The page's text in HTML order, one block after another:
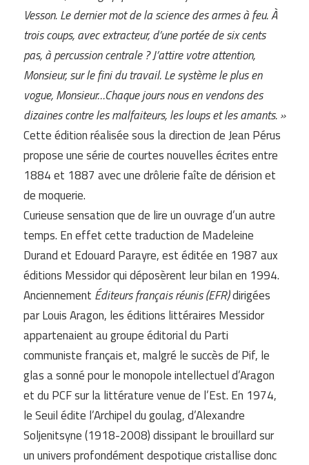
Vesson. Le dernier mot de la science des armes à feu. À
trois coups, avec extracteur, d’une portée de six cents
pas, à percussion centrale ? J’attire votre attention,
Monsieur, sur le fini du travail. Le système le plus en
vogue, Monsieur…Chaque jours nous en vendons des
dizaines contre les malfaiteurs, les loups et les amants. »
Cette édition réalisée sous la direction de Jean Pérus
propose une série de courtes nouvelles écrites entre
1884 et 1887 avec une drôlerie faîte de dérision et
de moquerie.
Curieuse sensation que de lire un ouvrage d’un autre
temps. En effet cette traduction de Madeleine
Durand et Edouard Parayre, est éditée en 1987 aux
éditions Messidor qui déposèrent leur bilan en 1994.
Anciennement Éditeurs français réunis (EFR)dirigées
par Louis Aragon, les éditions littéraires Messidor
appartenaient au groupe éditorial du Parti
communiste français et, malgré le succès de Pif, le
glas a sonné pour le monopole intellectuel d’Aragon
et du PCF sur la littérature venue de l’Est. En 1974,
le Seuil édite l’Archipel du goulag, d’Alexandre
Soljenitsyne (1918-2008) dissipant le brouillard sur
un univers profondément despotique cristallise donc